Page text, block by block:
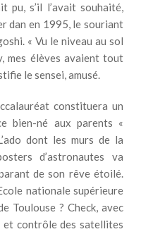
pu, s’il l’avait souhaité,
dan en 1995, le souriant
« Vu le niveau au sol
mes élèves avaient tout
le sensei, amusé.
constituera un
bien-né aux parents «
dont les murs de la
d’astronautes va
de son rêve étoilé.
nationale supérieure
Toulouse ? Check, avec
et contrôle des satellites